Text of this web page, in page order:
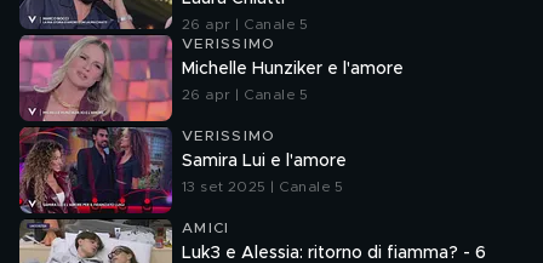
26 apr | Canale 5
VERISSIMO
Michelle Hunziker e l'amore
26 apr | Canale 5
VERISSIMO
Samira Lui e l'amore
13 set 2025 | Canale 5
AMICI
Luk3 e Alessia: ritorno di fiamma? - 6